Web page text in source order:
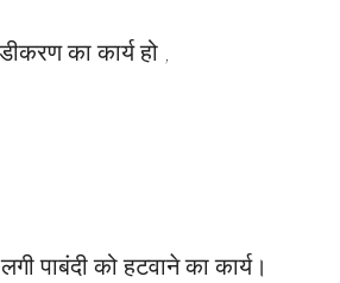
का कार्य हो ,
पाबंदी को हटवाने का कार्य।